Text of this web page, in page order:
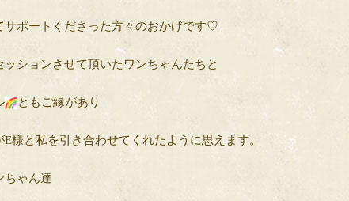
サポートくださった方々のおかげです♡
ッションさせて頂いたワンちゃんたちと
ともご縁があり
E様と私を引き合わせてくれたように思えます。
ちゃん達